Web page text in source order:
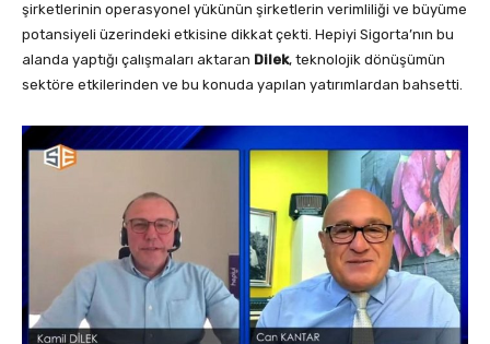
şirketlerinin operasyonel yükünün şirketlerin verimliliği ve büyüme
potansiyeli üzerindeki etkisine dikkat çekti. Hepiyi Sigorta’nın bu
alanda yaptığı çalışmaları aktaran Dilek, teknolojik dönüşümün
sektöre etkilerinden ve bu konuda yapılan yatırımlardan bahsetti.